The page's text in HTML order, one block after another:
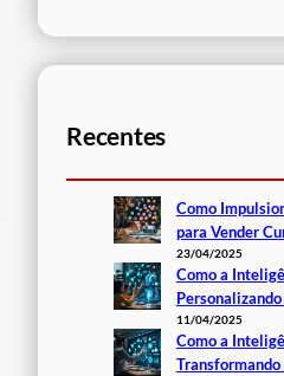
Recentes
Como
para Vender
23/04/2025
Como a
11/04/2025
Como a
Transformando